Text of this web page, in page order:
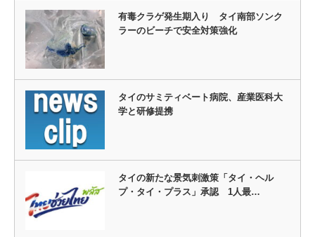
有毒クラゲ発生期入り タイ南部ソンク
ラーのビーチで安全対策強化
タイのサミティベート病院、産業医科大
学と研修提携
タイの新たな景気刺激策「タイ・ヘル
プ・タイ・プラス」承認 1人最…